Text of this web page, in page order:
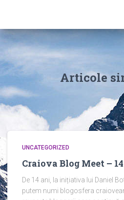
Articole
UNCATEGORIZED
Craiova Blog Meet –
De 14 ani, la inițiativa lui Daniel
putem numi blogosfera